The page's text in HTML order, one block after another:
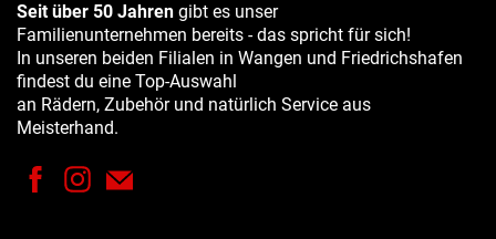
Seit über 50 Jahren gibt es unser
Familienunternehmen bereits - das spricht für sich!
In unseren beiden Filialen in Wangen und Friedrichshafen
findest du eine Top-Auswahl
an Rädern, Zubehör und natürlich Service aus
Meisterhand.